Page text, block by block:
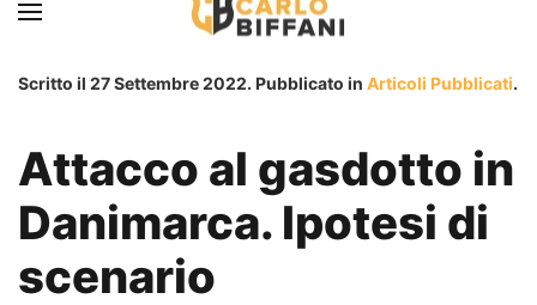
Scritto il 27 Settembre 2022. Pubblicato in Articoli Pubblicati.
Attacco al gasdotto in
Danimarca. Ipotesi di
scenario